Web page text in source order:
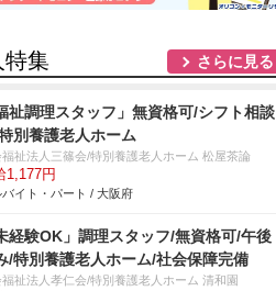
特集 さらに見る
祉調理スタッフ」無資格可/シフト相談
別養護老人ホーム
福祉法人三篠会/特別養護老人ホーム 松屋茶論
1,177円
バイト・パート / 大阪府
経験OK」調理スタッフ/無資格可/午後
/特別養護老人ホーム/社会保障完備
祉法人孝仁会/特別養護老人ホーム 清和園